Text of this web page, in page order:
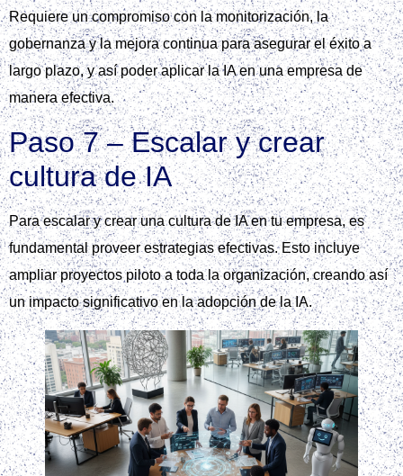
Requiere un compromiso con la monitorización, la
gobernanza y la mejora continua para asegurar el éxito a
largo plazo, y así poder aplicar la IA en una empresa de
manera efectiva.
Paso 7 – Escalar y crear
cultura de IA
Para escalar y crear una cultura de IA en tu empresa, es
fundamental proveer estrategias efectivas. Esto incluye
ampliar proyectos piloto a toda la organización, creando así
un impacto significativo en la adopción de la IA.